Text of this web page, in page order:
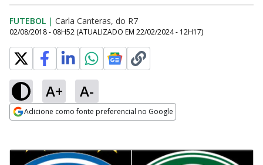
FUTEBOL | Carla Canteras, do R7
02/08/2018 - 08H52 (ATUALIZADO EM 22/02/2024 - 12H17)
A+ A-
Adicione como fonte preferencial no Google